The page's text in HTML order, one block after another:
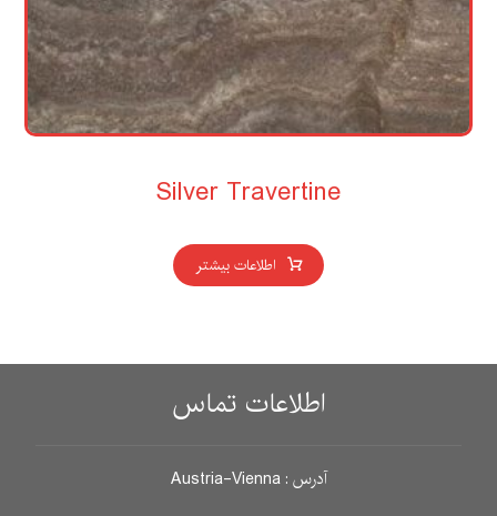
Silver Travertine
اطلاعات بیشتر
اطلاعات تماس
آدرس : Austria-Vienna